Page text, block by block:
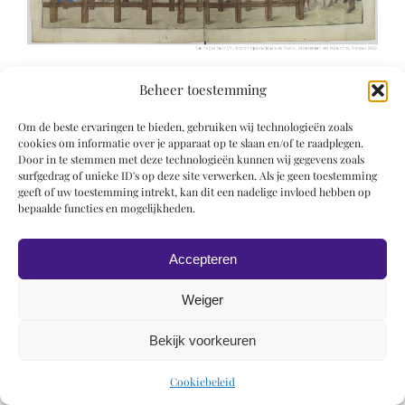
Beheer toestemming
Om de beste ervaringen te bieden, gebruiken wij technologieën zoals
cookies om informatie over je apparaat op te slaan en/of te raadplegen.
Door in te stemmen met deze technologieën kunnen wij gegevens zoals
surfgedrag of unieke ID's op deze site verwerken. Als je geen toestemming
geeft of uw toestemming intrekt, kan dit een nadelige invloed hebben op
bepaalde functies en mogelijkheden.
Accepteren
Weiger
Bekijk voorkeuren
Cookiebeleid
© 2019 Roel Wiechers | Powered byROCK Design